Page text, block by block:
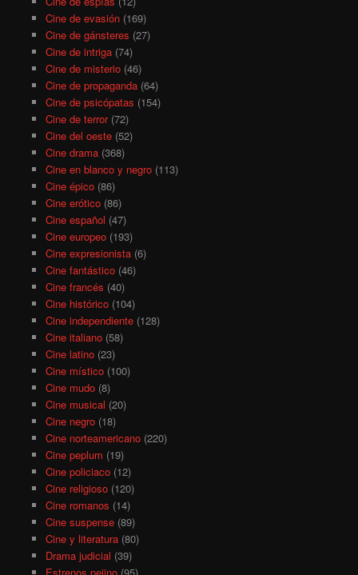
Cine de evasión(169)
Cine de gánsteres (27)
Cine de intriga(74)
Cine de misterio(46)
Cine de propaganda(64)
Cine de psicópatas (154)
Cine de terror(72)
Cine del oeste(52)
Cine drama(368)
Cine en blanco y negro(113)
Cine épico(86)
Cine erótico(86)
Cine español (47)
Cine europeo(193)
Cine expresionista(6)
Cine fantástico(46)
Cine francés (40)
Cine histórico(104)
Cine independiente(128)
Cine italiano(58)
Cine latino(23)
Cine místico(100)
Cine mudo(8)
Cine musical (20)
Cine negro(18)
Cine norteamericano(220)
Cine peplum (19)
Cine policiaco(12)
Cine religioso(120)
Cine romanos (14)
Cine suspense(89)
Cine y literatura(80)
Drama judicial (39)
Estrenos pejino(95)